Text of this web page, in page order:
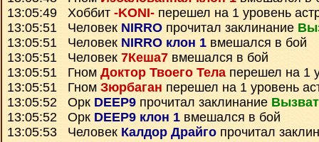
13:05:49 Хоббит -KONI- перешел на 1 уровень
13:05:51 Человек NIRRO прочитал заклинание
13:05:51 Человек NIRRO клон 1 вмешался в бой
13:05:51 Человек 7Кеша7 вмешался в бой
13:05:51 Гном Доктор Твоего Тела перешел на 1
13:05:51 Гном Зюрбаган перешел на 1 уровень
13:05:52 Орк DEEP9 прочитал заклинание
13:05:52 Орк DEEP9 клон 1 вмешался в бой
13:05:53 Человек Калдор Драйго прочитал